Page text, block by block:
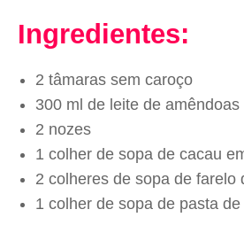
Ingredientes:
2 tâmaras sem caroço
300 ml de leite de amêndoas
2 nozes
1 colher de sopa de cacau
2 colheres de sopa de farelo
1 colher de sopa de pasta